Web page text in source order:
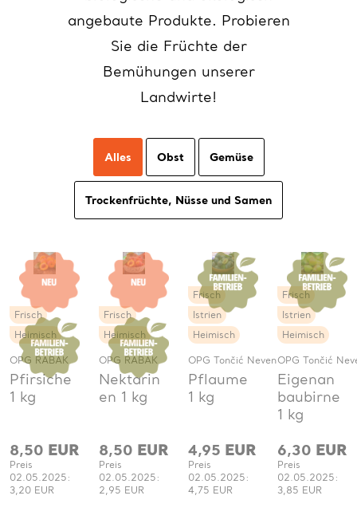
angebaute Produkte. Probieren
Sie die Früchte der
Bemühungen unserer
Landwirte!
Alles Obst Gemüse
Trockenfrüchte, Nüsse und Samen
Heimisch
Frisch
OPG RABAK
Pfirsiche
1 kg
8,50 EUR
Preis
02.05.2025:
3,20 EUR
Heimisch
Frisch
OPG RABAK
Nektarin
en 1 kg
8,50 EUR
Preis
02.05.2025:
2,95 EUR
Heimisch
Istrien
Frisch
OPG Tončić Neven
Pflaume
1 kg
4,95 EUR
Preis
02.05.2025:
4,75 EUR
Heimisch
Istrien
Frisch
OPG Tončić
Eigenan
baubirne
1 kg
6,30 EUR
Preis
02.05.2025:
3,85 EUR